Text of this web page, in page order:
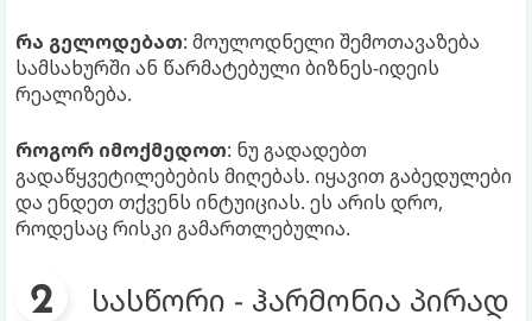
რა გელოდებათ: მოულოდნელი შემოთავაზება
სამსახურში ან წარმატებული ბიზნეს-იდეის
რეალიზება.
როგორ იმოქმედოთ: ნუ გადადებთ
გადაწყვეტილებების მიღებას. იყავით გაბედულები
და ენდეთ თქვენს ინტუიციას. ეს არის დრო,
როდესაც რისკი გამართლებულია.
სასწორი - ჰარმონია პირად